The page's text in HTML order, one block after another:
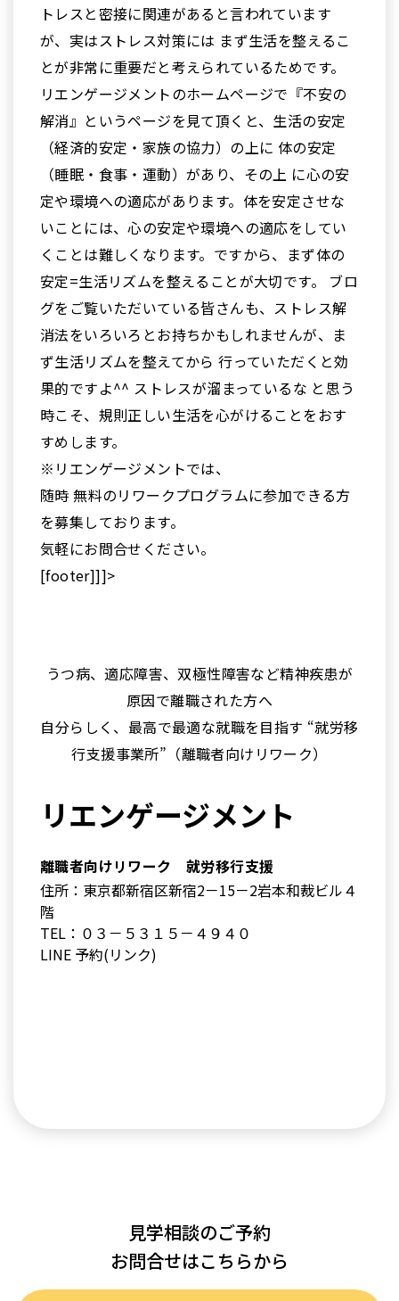
トレスと密接に関連があると言われています
が、実はストレス対策には まず生活を整えるこ
とが非常に重要だと考えられているためです。
リエンゲージメントのホームページで『不安の
解消』というページを見て頂くと、生活の安定
（経済的安定・家族の協力）の上に 体の安定
（睡眠・食事・運動）があり、その上 に心の安
定や環境への適応があります。体を安定させな
いことには、心の安定や環境への適応をしてい
くことは難しくなります。ですから、まず体の
安定=生活リズムを整えることが大切です。 ブロ
グをご覧いただいている皆さんも、ストレス解
消法をいろいろとお持ちかもしれませんが、ま
ず生活リズムを整えてから 行っていただくと効
果的ですよ^^ ストレスが溜まっているな と思う
時こそ、規則正しい生活を心がけることをおす
すめします。
※リエンゲージメントでは、
随時 無料のリワークプログラムに参加できる方
を募集しております。
気軽にお問合せください。
[footer]]]>
うつ病、適応障害、双極性障害など精神疾患が
原因で離職された方へ
自分らしく、最高で最適な就職を目指す “就労移
行支援事業所”（離職者向けリワーク）
リエンゲージメント
離職者向けリワーク 就労移行支援
住所：東京都新宿区新宿2－15－2岩本和裁ビル４
階
TEL：０３－５３１５－４９４０
LINE 予約(リンク)
見学相談のご予約
お問合せはこちらから